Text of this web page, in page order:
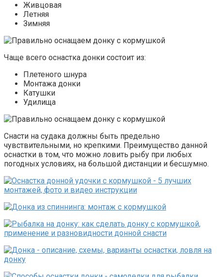
Живцовая
Летняя
Зимняя
Чаще всего оснастка донки состоит из:
Плетеного шнура
Монтажа донки
Катушки
Удилища
Снасти на судака должны быть предельно
чувствительными, но крепкими. Преимущество данной
оснастки в том, что можно ловить рыбу при любых
погодных условиях, на большой дистанции и бесшумно.